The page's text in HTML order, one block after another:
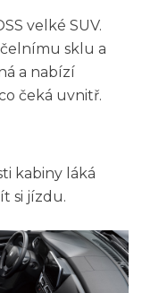
velké SUV.
sklu a
a nabízí
čeká uvnitř.
kabiny láká
si jízdu.